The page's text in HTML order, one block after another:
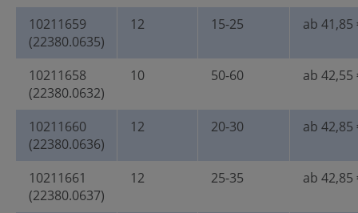
10211659
(22380.0635)
12 15-25 ab 41,85
10211658
(22380.0632)
10 50-60 ab 42,55
10211660
(22380.0636)
12 20-30 ab 42,85
10211661
(22380.0637)
12 25-35 ab 42,85